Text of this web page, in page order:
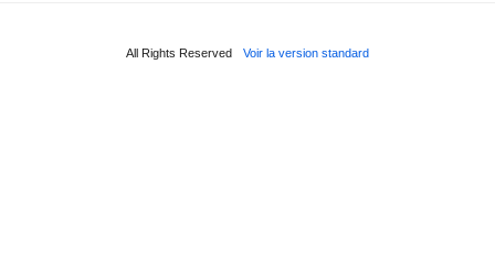
All Rights Reserved Voir la version standard